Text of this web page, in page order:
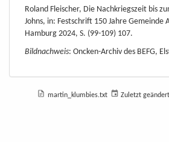
Roland Fleischer, Die Nachkriegszeit bis
Johns, in: Festschrift 150 Jahre Gemeinde
Hamburg 2024, S. (99-109) 107.
Bildnachweis: Oncken-Archiv des BEFG,
martin_klumbies.txt Zuletzt